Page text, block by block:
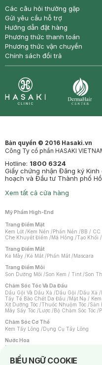
Các câu hỏi thường gặp
Gửi yêu cầu hỗ trợ
Hướng dẫn đặt hàng
Phương thức thanh toán
Phương thức vận chuyển
Chính sách đổi trả
Bản quyền © 2016 Hasaki.vn
Công Ty cổ phần HASAKI
Hotline: 1800 6324
Giấy chứng nhận Đăng ký Kinh
hoạch và Đầu tư Thành phố
Xem tất cả cửa hàng
Mỹ Phẩm High-End
Trang Điểm Mặt
Kem Lót /Kem Nền /Phấn Nền /BB / CC
Che Khuyết Điểm /Má Hồng /Tạo Khối
Trang Điểm Mắt
Kẻ Mày /Kẻ Mắt /Phấn Mắt /Mascara
Trang Điểm Môi
Son Dưỡng Môi /Son Kem / Tint /Son
Chăm Sóc Tóc Và Da Đầu
Dầu Gội Và Dầu Xả /Dầu Gội /Dầu Xả /
Tẩy Tế Bào Chết Da Đầu /Mặt Nạ / Kem
Xịt Dưỡng Tóc /Thuốc Nhuộm Tóc /Sản
Máy Sấy Tóc /Lược /Bộ Chăm Sóc Tóc /
Chăm Sóc Cơ Thể
Kem Tẩy Lông /Dụng Cụ Tẩy Lông
Nước Hoa
Nước Hoa Nữ
BIỂU NGỮ COOKIE
Notice about cookies usage